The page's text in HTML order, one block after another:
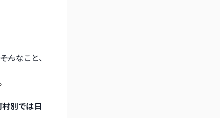
んなこと、
別では日